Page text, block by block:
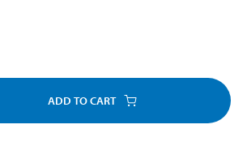
ADD TO CART